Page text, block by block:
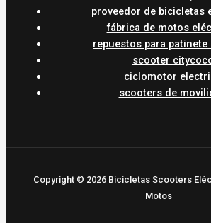
proveedor de bicicletas
fábrica de motos
repuestos para
scooter
ciclomotor
scooters de
Copyright © 2026 Bicicletas Scooters
Motos